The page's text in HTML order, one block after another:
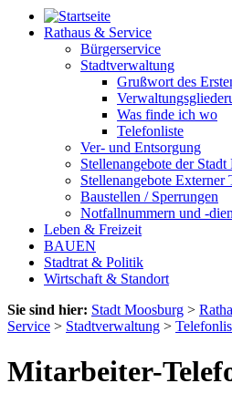
Rathaus & Service
Bürgerservice
Stadtverwaltung
Grußwort des
Was finde ich wo
Telefonliste
Ver- und Entsorgung
Stellenangebote der
Stellenangebote
Baustellen / Sperrungen
Notfallnummern und -
Leben & Freizeit
BAUEN
Stadtrat & Politik
Wirtschaft & Standort
Sie sind hier: Stadt Moosburg >
Service > Stadtverwaltung >
Mitarbeiter-